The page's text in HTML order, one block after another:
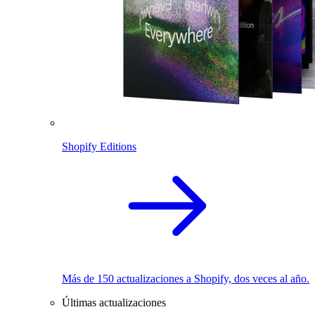
Shopify Editions
Más de 150 actualizaciones a Shopify, dos veces al año.
Últimas actualizaciones